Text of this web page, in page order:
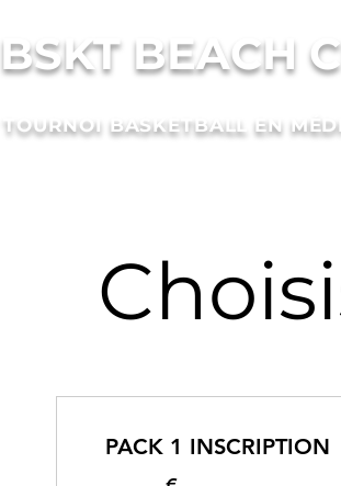
BSKT BEACH
TOURNOI BASKETBALL EN
PACK 1 INSCRIPTION